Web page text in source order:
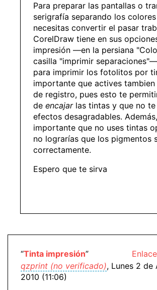
Para preparar las pantallas o
serigrafía separando los
necesitas convertir el pasar
CorelDraw tiene en sus
impresión —en la persiana
casilla "imprimir
para imprimir los fotolitos por
importante que actives tambien
de registro, pues esto te
de encajarlas tintas y que no te
efectos desagradables.
importante que no uses tintas
no lograrías que los pigmentos
correctamente.
Espero que te sirva
“Tinta impresión”
qzprint (no verificado), Lunes 2 de
2010 (11:06)